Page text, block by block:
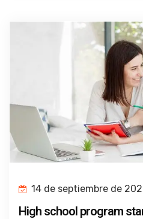
14 de septiembre de
High school program